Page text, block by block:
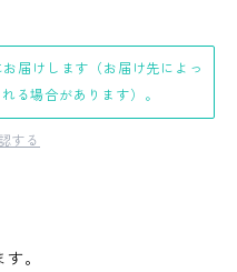
届けします（お届け先によっ
る場合があります）。
する
。